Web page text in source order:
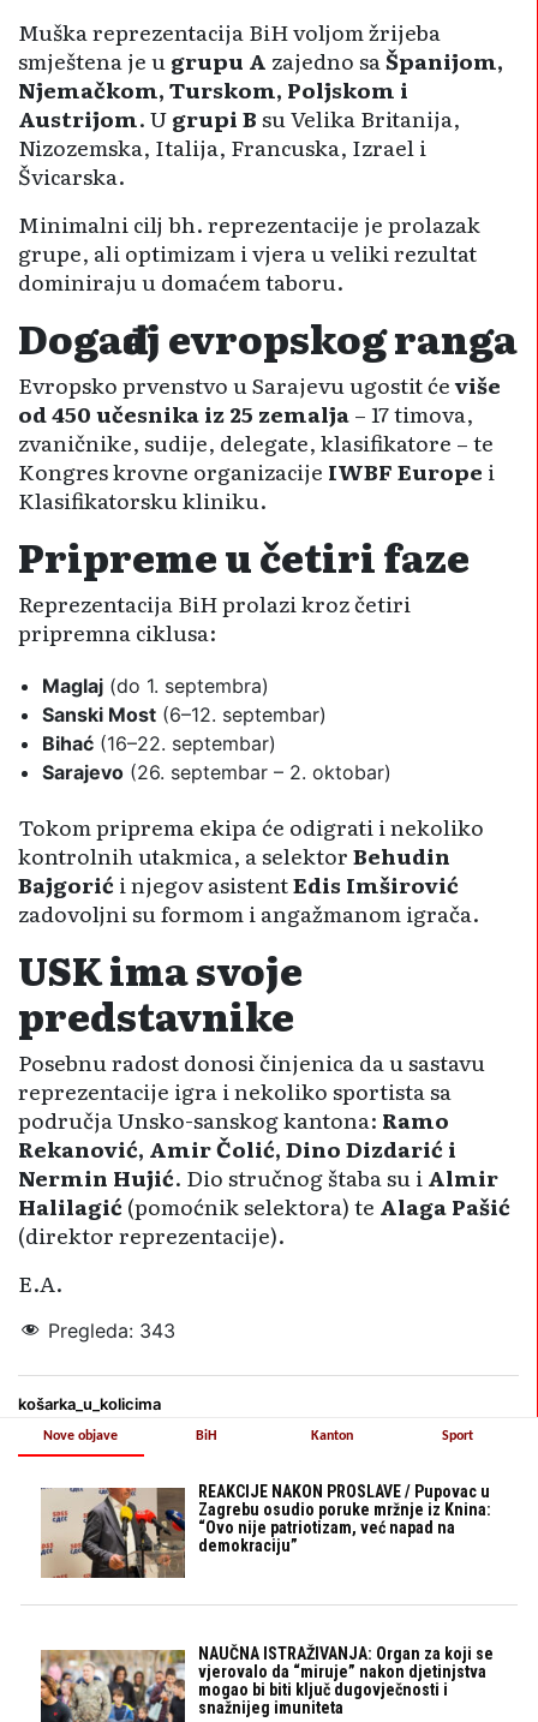
Muška reprezentacija BiH voljom žrijeba
smještena je u grupu A zajedno sa Španijom,
Njemačkom, Turskom, Poljskom i
Austrijom. Ugrupi Bsu Velika Britanija,
Nizozemska, Italija, Francuska, Izrael i
Švicarska.
Minimalni cilj bh. reprezentacije je prolazak
grupe, ali optimizam i vjera u veliki rezultat
dominiraju u domaćem taboru.
Događaj evropskog ranga
Evropsko prvenstvo u Sarajevu ugostit ćeviše
od 450 učesnika iz 25 zemalja– 17 timova,
zvaničnike, sudije, delegate, klasifikatore – te
Kongres krovne organizacije IWBF Europe i
Klasifikatorsku kliniku.
Pripreme u četiri faze
Reprezentacija BiH prolazi kroz četiri
pripremna ciklusa:
Maglaj (do 1. septembra)
Sanski Most (6–12. septembar)
Bihać (16–22. septembar)
Sarajevo (26. septembar – 2. oktobar)
Tokom priprema ekipa će odigrati i nekoliko
kontrolnih utakmica, a selektorBehudin
Bajgorić i njegov asistentEdis Imširović
zadovoljni su formom i angažmanom igrača.
USK ima svoje
predstavnike
Posebnu radost donosi činjenica da u sastavu
reprezentacije igra i nekoliko sportista sa
područja Unsko-sanskog kantona: Ramo
Rekanović, Amir Čolić, Dino Dizdarić i
Nermin Hujić. Dio stručnog štaba su i Almir
Halilagić (pomoćnik selektora) te Alaga Pašić
(direktor reprezentacije).
E.A.
Pregleda: 343
košarka_u_kolicima
Nove objave
REAKCIJE NAKON PROSLAVE / Pupovac u
Zagrebu osudio poruke mržnje iz Knina:
“Ovo nije patriotizam, već napad na
demokraciju”
NAUČNA ISTRAŽIVANJA: Organ za koji se
vjerovalo da “miruje” nakon djetinjstva
mogao bi biti ključ dugovječnosti i
snažnijeg imuniteta
BiH Kanton Sport